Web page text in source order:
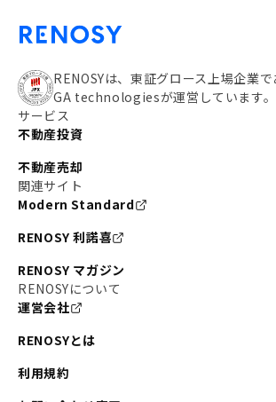
RENOSYは、東証グロース上場企業で
GA technologiesが運営しています。
サービス
不動産投資
不動産売却
関連サイト
Modern Standard
RENOSY 利諾喜
RENOSY マガジン
RENOSYについて
運営会社
RENOSYとは
利用規約